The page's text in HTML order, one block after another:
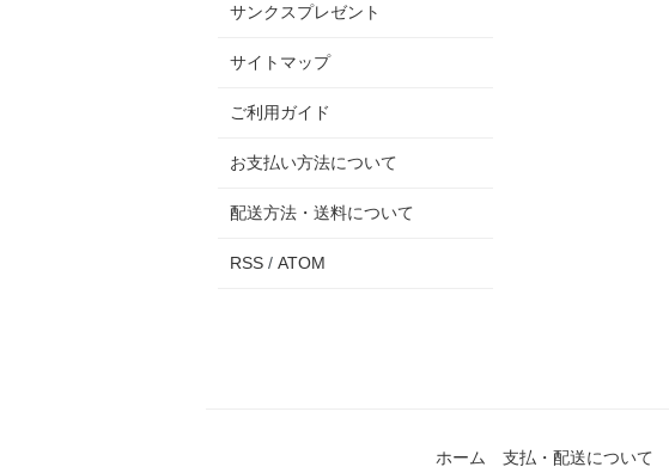
サンクスプレゼント
サイトマップ
ご利用ガイド
お支払い方法について
配送方法・送料について
RSS / ATOM
ホーム 支払・配送について